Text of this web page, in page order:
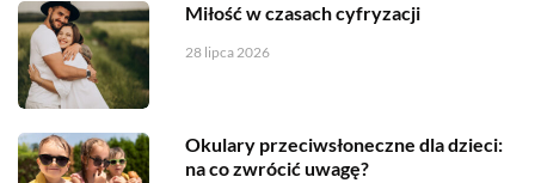
Miłość w czasach cyfryzacji
28 lipca 2026
Okulary przeciwsłoneczne dla dzieci:
na co zwrócić uwagę?